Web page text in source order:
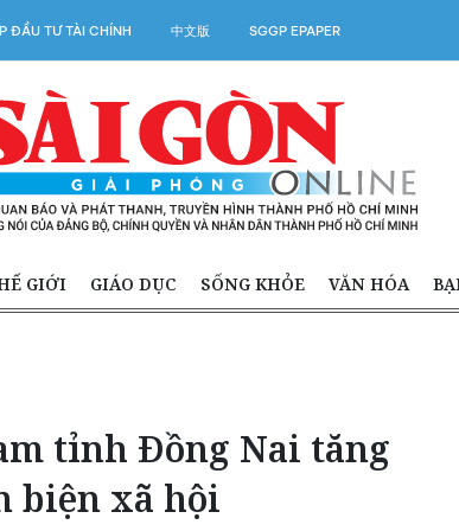
ĐẦU TƯ TÀI CHÍNH 中文版 SGGP EPAPER
GIỚI GIÁO DỤC SỐNG KHỎE VĂN HÓA
tỉnh Đồng Nai tăng
biện xã hội